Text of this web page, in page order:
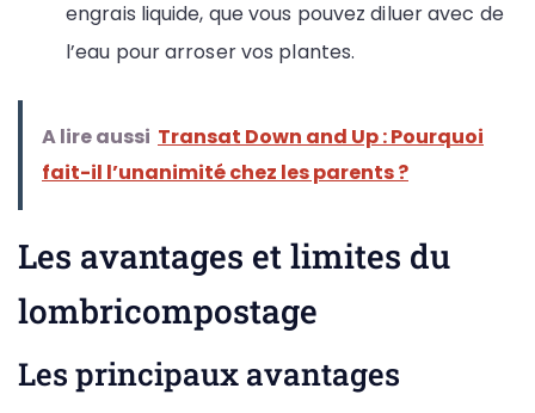
engrais liquide, que vous pouvez diluer avec de
l’eau pour arroser vos plantes.
A lire aussi Transat Down and Up : Pourquoi
fait-il l’unanimité chez les parents ?
Les avantages et limites du
lombricompostage
Les principaux avantages